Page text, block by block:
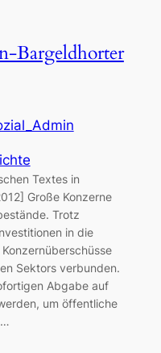
Bargeldhorter
Textes in
Große Konzerne
Trotz
in die
Sektors verbunden.
Abgabe auf
um öffentliche